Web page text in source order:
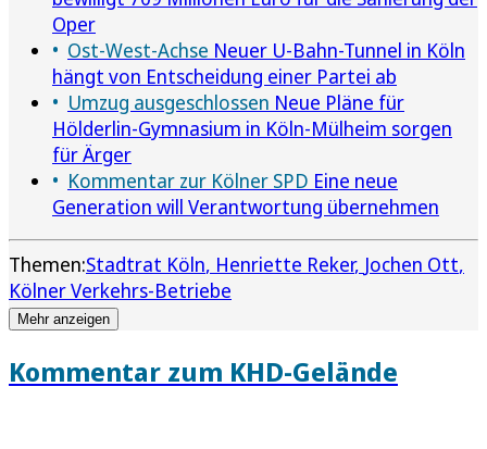
Oper
Ost-West-Achse Neuer U-Bahn-Tunnel in Köln
hängt von Entscheidung einer Partei ab
Umzug ausgeschlossen Neue Pläne für
Hölderlin-Gymnasium in Köln-Mülheim sorgen
für Ärger
Kommentar zur Kölner SPD Eine neue
Generation will Verantwortung übernehmen
Themen:Stadtrat Köln Henriette Reker Jochen Ott
Kölner Verkehrs-Betriebe
Mehr anzeigen
Kommentar zum KHD-Gelände